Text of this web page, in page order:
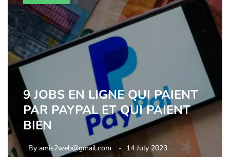
9 JOBS EN LIGNE QUI PAIENT
PAR PAYPAL ET QUI PAIENT
BIEN
By amis2web@gmail.com 14 July 2023